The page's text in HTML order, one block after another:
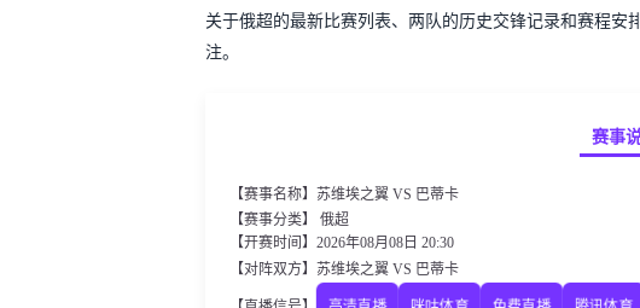
关于俄超的最新比赛列表、两队的历史交锋记录和赛程安
注。
赛事
【赛事名称】苏维埃之翼 VS 巴蒂卡
【赛事分类】 俄超
【开赛时间】2026年08月08日 20:30
【对阵双方】苏维埃之翼 VS 巴蒂卡